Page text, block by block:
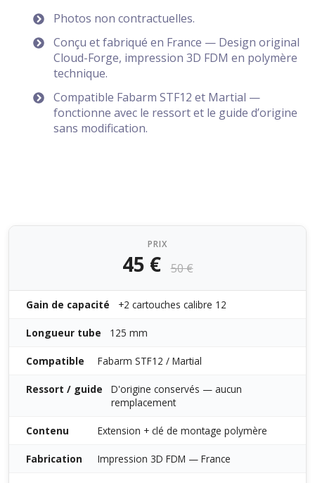
Photos non contractuelles.
Conçu et fabriqué en France — Design original
Cloud-Forge, impression 3D FDM en polymère
technique.
Compatible Fabarm STF12 et Martial —
fonctionne avec le ressort et le guide d’origine
sans modification.
PRIX
45 € 50 €
Gain de capacité +2 cartouches calibre 12
Longueur tube 125 mm
Compatible Fabarm STF12 / Martial
Ressort / guide
D'origine conservés — aucun
remplacement
Contenu Extension + clé de montage polymère
Fabrication Impression 3D FDM — France